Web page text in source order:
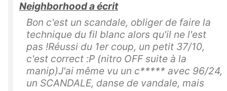
Neighborhood a écrit
Bon c'est un scandale, obliger de faire la
technique du fil blanc alors qu'il ne l'est
pas !Réussi du 1er coup, un petit 37/10,
c'est correct :P (nitro OFF suite à la
manip)J'ai même vu un c***** avec 96/24,
un SCANDALE, danse de vandale, mais